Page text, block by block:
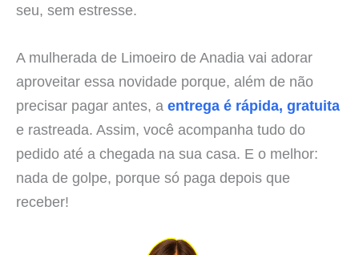
seu, sem estresse.
A mulherada de Limoeiro de Anadia vai adorar
aproveitar essa novidade porque, além de não
precisar pagar antes, a entrega é rápida, gratuita
e rastreada. Assim, você acompanha tudo do
pedido até a chegada na sua casa. E o melhor:
nada de golpe, porque só paga depois que
receber!